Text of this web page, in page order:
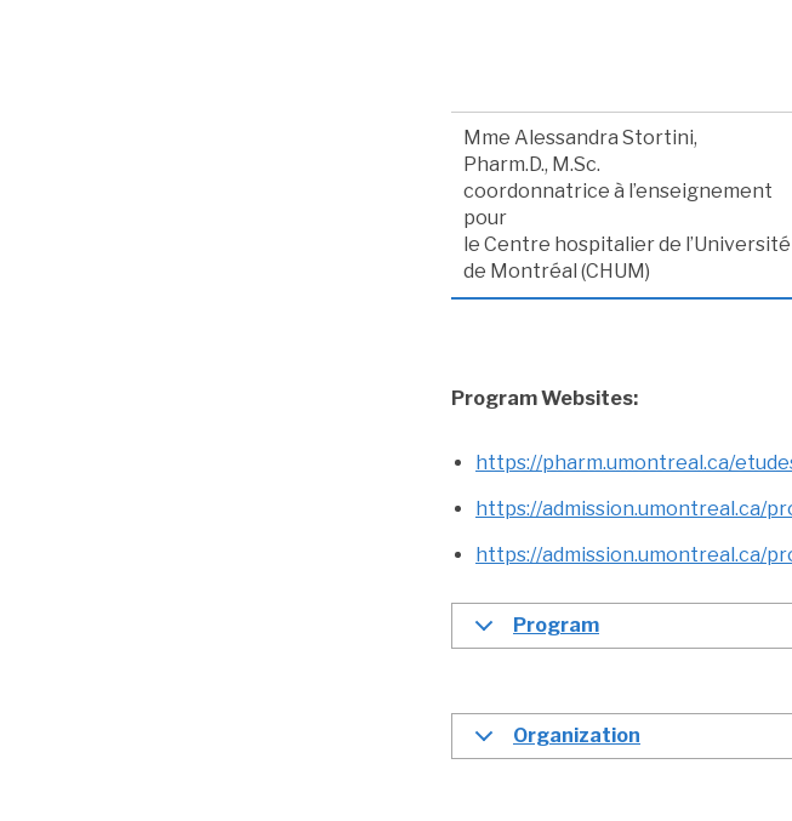
Mme Alessandra Stortini,
Pharm.D., M.Sc.
coordonnatrice à l’enseignement
pour
le Centre hospitalier de l’Université
de Montréal (CHUM)
Program Websites:
https://pharm.umontreal.ca/
https://admission.umontreal.ca/
https://admission.umontreal.ca/
Program
Organization